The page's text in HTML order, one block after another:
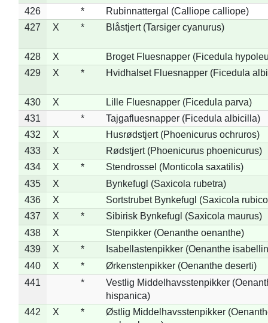
426
*
Rubinnattergal (Calliope calliope)
427
X * Blåstjert (Tarsiger cyanurus)
428 X
Broget Fluesnapper (Ficedula
429
X * Hvidhalset Fluesnapper (Ficedula
430 X
Lille Fluesnapper (Ficedula parva)
431
*
Tajgafluesnapper (Ficedula albicilla)
432
X
Husrødstjert (Phoenicurus ochruros)
433
X
Rødstjert (Phoenicurus phoenicurus)
434
X *
Stendrossel (Monticola saxatilis)
435
X
Bynkefugl (Saxicola rubetra)
436
X
Sortstrubet Bynkefugl (Saxicola
437
X *
Sibirisk Bynkefugl (Saxicola maurus)
438
X
Stenpikker (Oenanthe oenanthe)
439
X *
Isabellastenpikker (Oenanthe
440
X *
Ørkenstenpikker (Oenanthe deserti)
441
*
Vestlig Middelhavsstenpikker
hispanica)
442
X *
Østlig Middelhavsstenpikker